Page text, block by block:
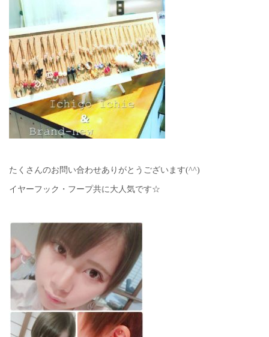
たくさんのお問い合わせありがとうございます(^^)
イヤーフック・フープ共に大人気です☆